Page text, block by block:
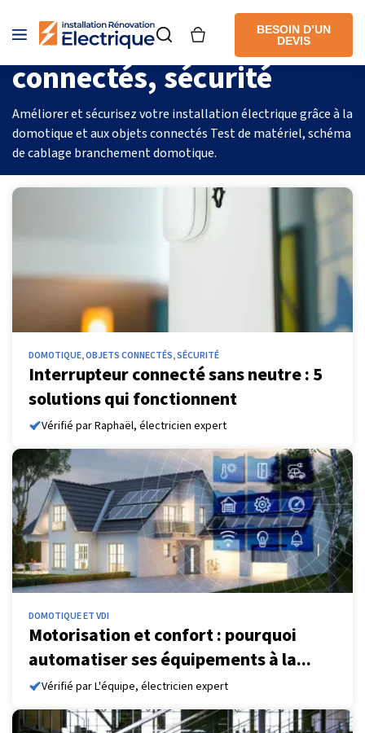
BESOIN D’UN
DEVIS
Domotique, objets
connectés, sécurité
Améliorer et sécurisez votre installation électrique grâce à la
domotique et aux objets connectés Test de matériel, schéma
de cablage branchement domotique.
DOMOTIQUE, OBJETS CONNECTÉS, SÉCURITÉ
Interrupteur connecté sans neutre : 5
solutions qui fonctionnent
Vérifié par Raphaël, électricien expert
DOMOTIQUE ET VDI
Motorisation et confort : pourquoi
automatiser ses équipements à la...
Vérifié par L'équipe, électricien expert